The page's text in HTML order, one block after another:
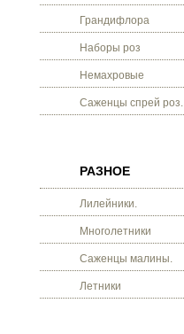
Грандифлора
Наборы роз
Немахровые
Саженцы спрей роз.
РАЗНОЕ
Лилейники.
Многолетники
Саженцы малины.
Летники